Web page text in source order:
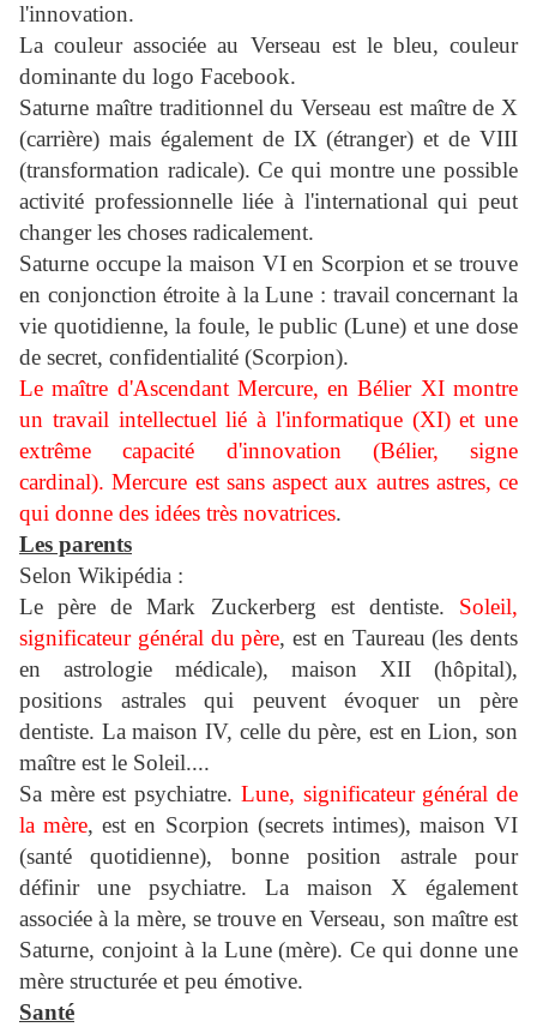
l'innovation.
La couleur associée au Verseau est le bleu, couleur
dominante du logo Facebook.
Saturne maître traditionnel du Verseau est maître de X
(carrière) mais également de IX (étranger) et de VIII
(transformation radicale). Ce qui montre une possible
activité professionnelle liée à l'international qui peut
changer les choses radicalement.
Saturne occupe la maison VI en Scorpion et se trouve
en conjonction étroite à la Lune : travail concernant la
vie quotidienne, la foule, le public (Lune) et une dose
de secret, confidentialité (Scorpion).
Le maître d'Ascendant Mercure, en Bélier XI montre
un travail intellectuel lié à l'informatique (XI) et une
extrême capacité d'innovation (Bélier, signe
cardinal). Mercure est sans aspect aux autres astres, ce
qui donne des idées très novatrices.
Les parents
Selon Wikipédia :
Le père de Mark Zuckerberg est dentiste. Soleil,
significateur général du père, est en Taureau (les dents
en astrologie médicale), maison XII (hôpital),
positions astrales qui peuvent évoquer un père
dentiste. La maison IV, celle du père, est en Lion, son
maître est le Soleil....
Sa mère est psychiatre. Lune, significateur général de
la mère, est en Scorpion (secrets intimes), maison VI
(santé quotidienne), bonne position astrale pour
définir une psychiatre. La maison X également
associée à la mère, se trouve en Verseau, son maître est
Saturne, conjoint à la Lune (mère). Ce qui donne une
mère structurée et peu émotive.
Santé